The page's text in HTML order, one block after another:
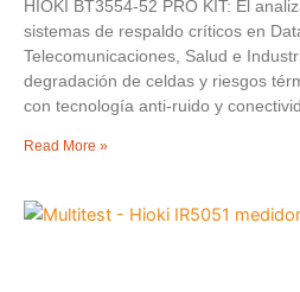
HIOKI BT3554-52 PRO KIT: El
sistemas de respaldo críticos en
Telecomunicaciones, Salud e
degradación de celdas y riesgos
con tecnología anti-ruido y
Read More »